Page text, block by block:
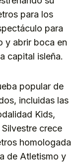
para los
para
y abrir boca en
capital isleña.
popular de
incluidas las
Kids,
crece
homologada
de Atletismo y